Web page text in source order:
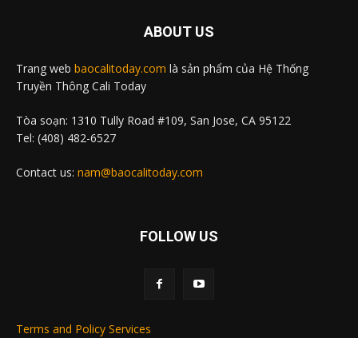
ABOUT US
Trang web baocalitoday.com là sản phẩm của Hệ Thống
Truyền Thông Cali Today
Tòa soạn: 1310 Tully Road #109, San Jose, CA 95122
Tel: (408) 482-6527
Contact us: nam@baocalitoday.com
FOLLOW US
Terms and Policy Services